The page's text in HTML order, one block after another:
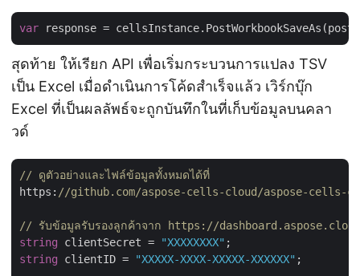
var
สุดท้าย ให้เรียก API เพื่อเริ่มกระบวนการแปลง TSV
เป็น Excel เมื่อดำเนินการโค้ดสำเร็จแล้ว เวิร์กบุ๊ก
Excel ที่เป็นผลลัพธ์จะถูกบันทึกในที่เก็บข้อมูลบนคลา
วด์
// ดูตัวอย่างและไฟล์ข้อมูลทั้งหมดได้ที่
https: //github.com/aspose-cells-cloud/aspose-cells-
// รับข้อมูลรับรองลูกค้าจาก https://
string clientSecret = "XXXXXXXX"
string clientID = "XXXXX-XXXX-XXXXX-XXXXXX" ;